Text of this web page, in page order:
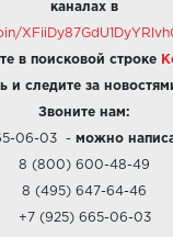
каналах в
в поисковой строке
и следите за
Звоните нам:
06-03- можно
8 (800) 600-48-49
8 (495) 647-64-46
+7 (925) 665-06-03